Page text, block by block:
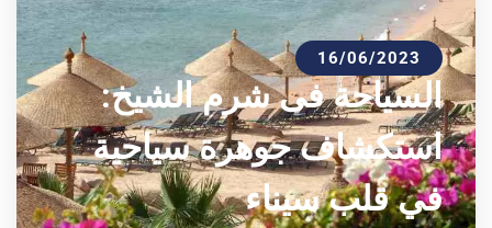
16/06/2023
السياحة فى شرم الشيخ:
استكشاف جوهرة سياحية
في قلب سيناء